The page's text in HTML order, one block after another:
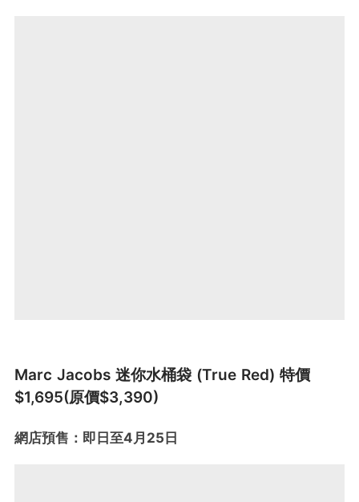
Marc Jacobs 迷你水桶袋 (True Red) 特價
$1,695(原價$3,390)
網店預售：即日至4月25日